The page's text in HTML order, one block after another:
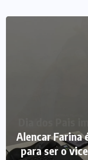
Alencar Farina
para ser o